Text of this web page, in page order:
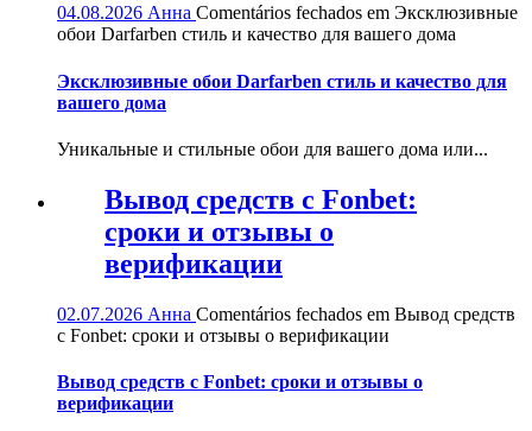
04.08.2026 Анна Comentários fechados em Эксклюзивные
обои Darfarben стиль и качество для вашего дома
Эксклюзивные обои Darfarben стиль и качество для
вашего дома
Уникальные и стильные обои для вашего дома или...
Вывод средств с Fonbet:
сроки и отзывы о
верификации
02.07.2026 Анна Comentários fechados em Вывод средств
с Fonbet: сроки и отзывы о верификации
Вывод средств с Fonbet: сроки и отзывы о
верификации